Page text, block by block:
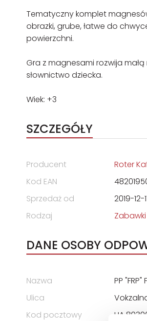
Tematyczny komplet
obrazki, grube, łatwe do
powierzchni.
Gra z magnesami rozwija
słownictwo dziecka.
Wiek: +3
SZCZEGÓŁY
Producent
Roter
Kod EAN
Sprzedaż od
2019-12-
Rodzaj
Zabawki
DANE OSOBY
Nazwa
PP "FRP"
Ulica
Kod pocztowy
UA